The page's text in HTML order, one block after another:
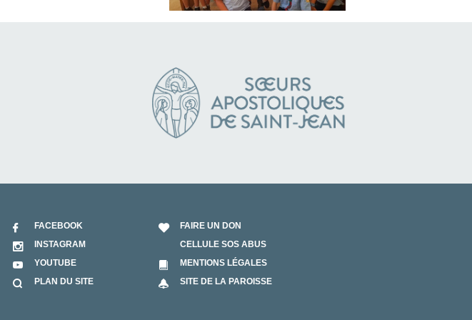
FACEBOOK
FAIRE UN DON
INSTAGRAM
CELLULE SOS ABUS
YOUTUBE
MENTIONS LÉGALES
PLAN DU SITE
SITE DE LA PAROISSE